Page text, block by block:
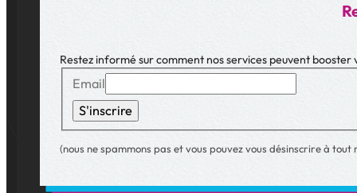
Restez informé sur comment nos services peuvent
Email
S'inscrire
(nous ne spammons pas et vous pouvez vous désinscrire à tout